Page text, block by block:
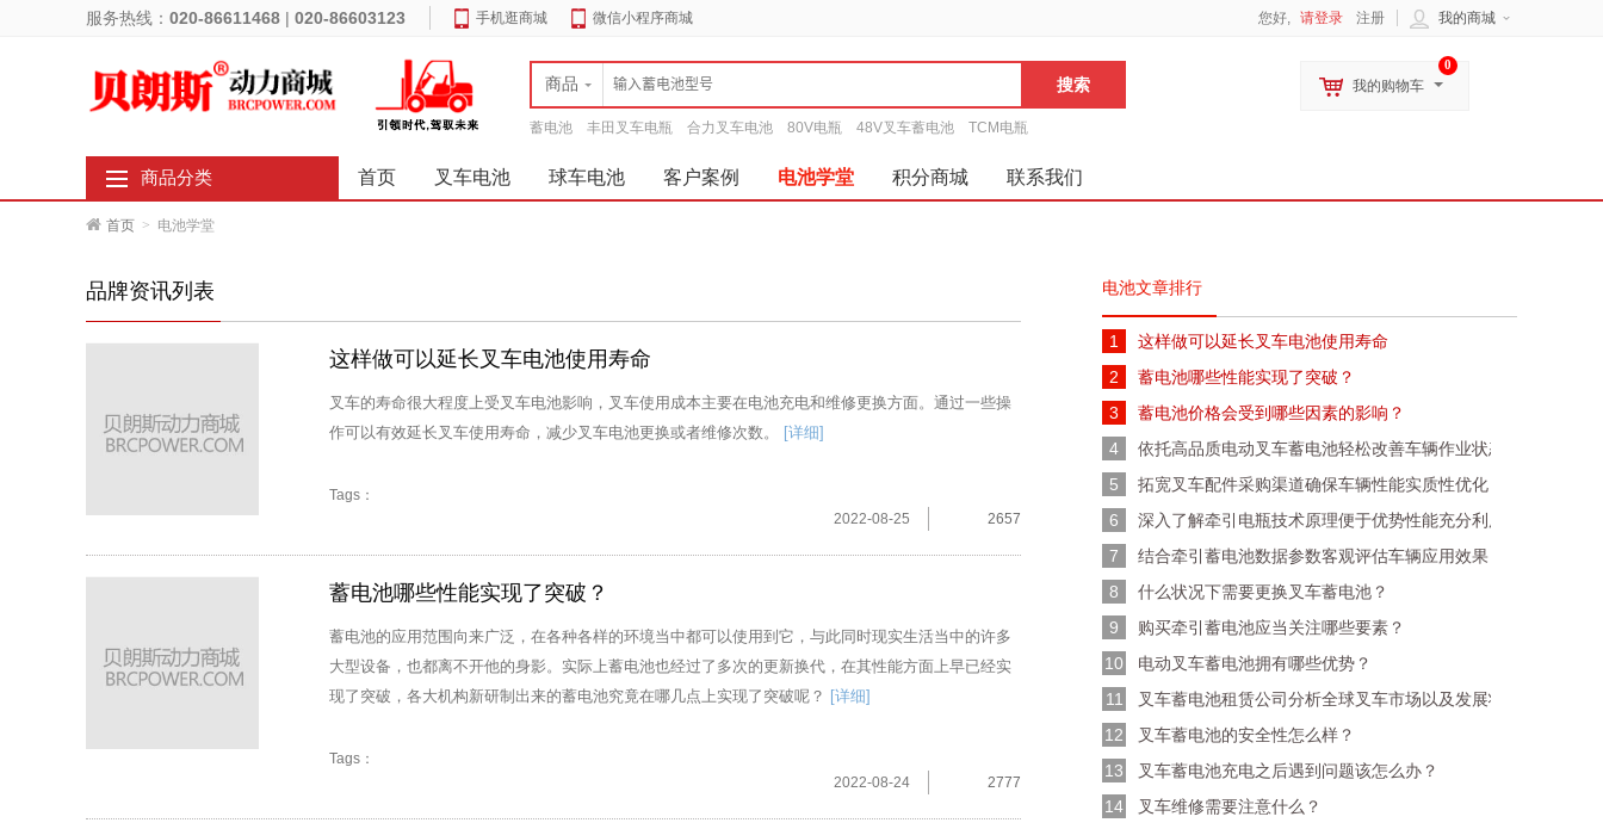
服务热线： 020-86611468 | 020-86603123 手机逛商城 微信小程序商城 我的商城
您好, 请登录 注册
商品
蓄电池 丰田叉车电瓶 合力叉车电池 80V电瓶 48V叉车蓄电池 TCM电瓶
0
我的购物车
商品分类 首页 叉车电池 球车电池 客户案例 电池学堂 积分商城 联系我们
首页 > 电池学堂
品牌资讯列表
这样做可以延长叉车电池使用寿命
叉车的寿命很大程度上受叉车电池影响，叉车使用成本主要在电池充电和维修更换方面。通过一些操
作可以有效延长叉车使用寿命，减少叉车电池更换或者维修次数。
[详细]
Tags：
2657
2022-08-25
蓄电池哪些性能实现了突破？
蓄电池的应用范围向来广泛，在各种各样的环境当中都可以使用到它，与此同时现实生活当中的许多
大型设备，也都离不开他的身影。实际上蓄电池也经过了多次的更新换代，在其性能方面上早已经实
现了突破，各大机构新研制出来的蓄电池究竟在哪几点上实现了突破呢？ [详细]
Tags：
2777
2022-08-24
电池文章排行
1
这样做可以延长叉车电池使用寿命
2
蓄电池哪些性能实现了突破？
3
蓄电池价格会受到哪些因素的影响？
4
依托高品质电动叉车蓄电池轻松改善车辆作业状态
5
拓宽叉车配件采购渠道确保车辆性能实质性优化
6
深入了解牵引电瓶技术原理便于优势性能充分利用
7
结合牵引蓄电池数据参数客观评估车辆应用效果
8
什么状况下需要更换叉车蓄电池？
9
购买牵引蓄电池应当关注哪些要素？
10
电动叉车蓄电池拥有哪些优势？
11
叉车蓄电池租赁公司分析全球叉车市场以及发展状况
12
叉车蓄电池的安全性怎么样？
13
叉车蓄电池充电之后遇到问题该怎么办？
14
叉车维修需要注意什么？